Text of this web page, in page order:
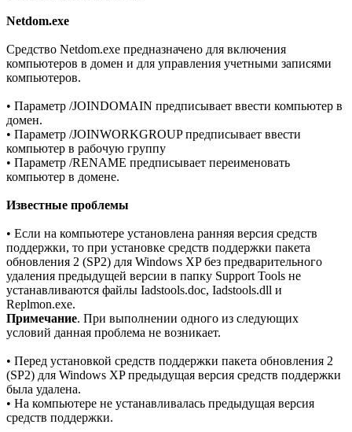
Netdom.exe
Средство Netdom.exe предназначено для включения
компьютеров в домен и для управления учетными записями
компьютеров.
• Параметр /JOINDOMAIN предписывает ввести компьютер в
домен.
• Параметр /JOINWORKGROUP предписывает ввести
компьютер в рабочую группу
• Параметр /RENAME предписывает переименовать
компьютер в домене.
Известные проблемы
• Если на компьютере установлена ранняя версия средств
поддержки, то при установке средств поддержки пакета
обновления 2 (SP2) для Windows XP без предварительного
удаления предыдущей версии в папку Support Tools не
устанавливаются файлы Iadstools.doc, Iadstools.dll и
Replmon.exe.
Примечание. При выполнении одного из следующих
условий данная проблема не возникает.
• Перед установкой средств поддержки пакета обновления 2
(SP2) для Windows XP предыдущая версия средств поддержки
была удалена.
• На компьютере не устанавливалась предыдущая версия
средств поддержки.